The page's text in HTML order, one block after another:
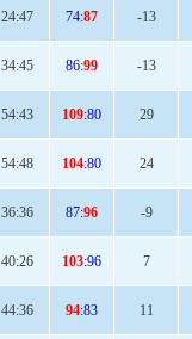
24:47 74:87 -13
34:45 86:99 -13
54:43 109:80 29
54:48 104:80 24
36:36 87:96 -9
40:26 103:96 7
44:36 94:83 11